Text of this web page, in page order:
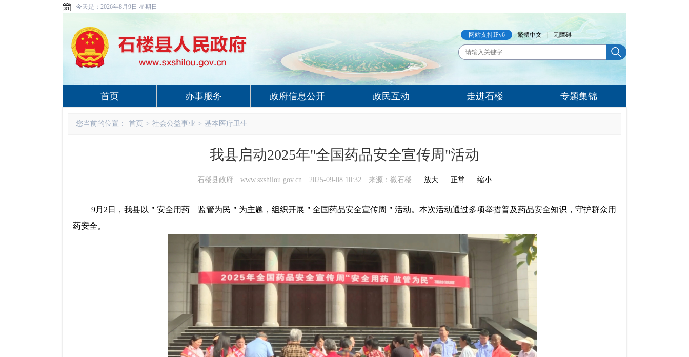
今天是： 2026年8月9日 星期日
网站支持IPv6 繁體中文 无障碍
首页 办事服务 政府信息公开 政民互动 走进石楼 专题集锦
您当前的位置： 首页 > 社会公益事业 > 基本医疗卫生
我县启动2025年"全国药品安全宣传周"活动
石楼县政府 www.sxshilou.gov.cn 2025-09-08 10:32 来源：微石楼 放大 正常 缩小
9月 2 日 ，我县以 ＂ 安全用药 监管为民 ＂ 为主题，组织开展 ＂ 全国药品安全宣传周 ＂ 活动。本次活动通过多项举措普及药品安全知识，守护群众用
药安全。